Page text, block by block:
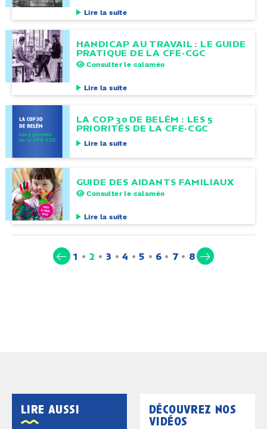
Lire la suite
HANDICAP AU TRAVAIL : LE GUIDE
PRATIQUE DE LA CFE-CGC
Consulter le calaméo
Lire la suite
LA COP 30 DE BELÉM : LES 5
PRIORITÉS DE LA CFE-CGC
Lire la suite
GUIDE DES AIDANTS FAMILIAUX
Consulter le calaméo
Lire la suite
1 2 (current)
3 4 5 6 7 8
lire aussi découvrez nos
vidéos